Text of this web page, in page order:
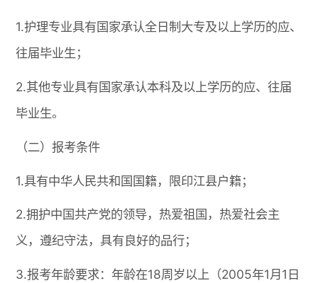
1.护理专业具有国家承认全日制大专及以上学历的应、
往届毕业生；
2.其他专业具有国家承认本科及以上学历的应、往届
毕业生。
（二）报考条件
1.具有中华人民共和国国籍，限印江县户籍；
2.拥护中国共产党的领导，热爱祖国，热爱社会主
义，遵纪守法，具有良好的品行；
3.报考年龄要求：年龄在18周岁以上（2005年1月1日